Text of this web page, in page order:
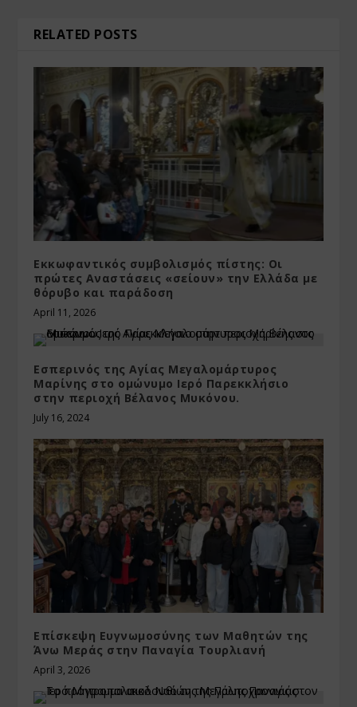
RELATED POSTS
Εκκωφαντικός συμβολισμός πίστης: Οι
πρώτες Αναστάσεις «σείουν» την Ελλάδα με
θόρυβο και παράδοση
April 11, 2026
Εσπερινός της Αγίας Μεγαλομάρτυρος
Μαρίνης στο ομώνυμο Ιερό Παρεκκλήσιο
στην περιοχή Βέλανος Μυκόνου.
July 16, 2024
Επίσκεψη Ευγνωμοσύνης των Μαθητών της
Άνω Μεράς στην Παναγία Τουρλιανή
April 3, 2026